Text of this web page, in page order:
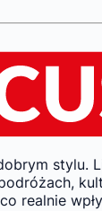
stylu.
realnie